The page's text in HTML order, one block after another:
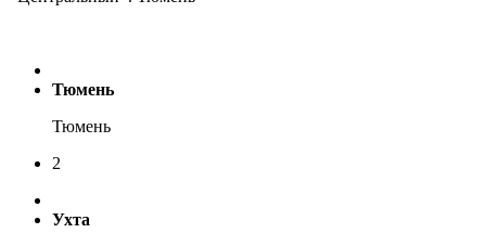
Тюмень
Тюмень
2
Ухта